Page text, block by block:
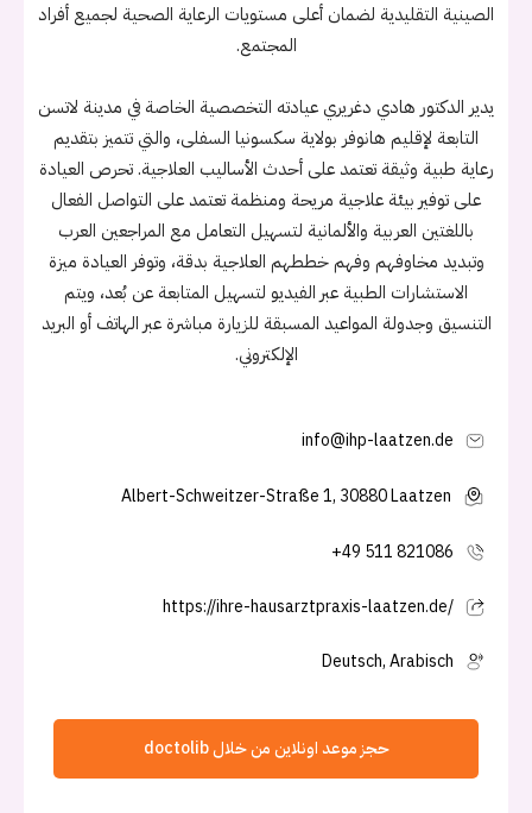
الصينية التقليدية لضمان أعلى مستويات الرعاية الصحية لجميع أفراد
المجتمع.
يدير الدكتور هادي دغريري عيادته التخصصية الخاصة في مدينة لاتسن
التابعة لإقليم هانوفر بولاية سكسونيا السفلى، والتي تتميز بتقديم
رعاية طبية وثيقة تعتمد على أحدث الأساليب العلاجية. تحرص العيادة
على توفير بيئة علاجية مريحة ومنظمة تعتمد على التواصل الفعال
باللغتين العربية والألمانية لتسهيل التعامل مع المراجعين العرب
وتبديد مخاوفهم وفهم خططهم العلاجية بدقة، وتوفر العيادة ميزة
الاستشارات الطبية عبر الفيديو لتسهيل المتابعة عن بُعد، ويتم
التنسيق وجدولة المواعيد المسبقة للزيارة مباشرة عبر الهاتف أو البريد
الإلكتروني.
info@ihp-laatzen.de
Albert-Schweitzer-Straße 1, 30880 Laatzen
+49 511 821086
https://ihre-hausarztpraxis-laatzen.de/
Deutsch, Arabisch
حجز موعد اونلاين من خلال doctolib